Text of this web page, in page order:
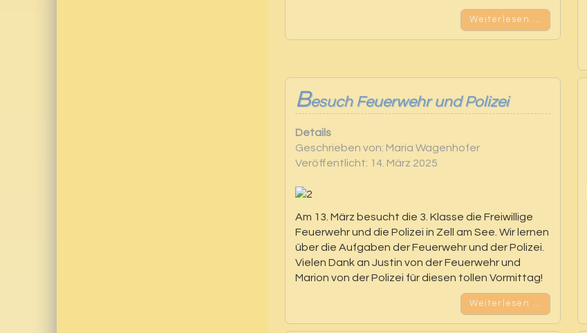
Weiterlesen …
Besuch Feuerwehr und Polizei
Details
Geschrieben von: Maria Wagenhofer
Veröffentlicht: 14. März 2025
Am 13. März besucht die 3. Klasse die Freiwillige
Feuerwehr und die Polizei in Zell am See. Wir lernen
über die Aufgaben der Feuerwehr und der Polizei.
Vielen Dank an Justin von der Feuerwehr und
Marion von der Polizei für diesen tollen Vormittag!
Weiterlesen …